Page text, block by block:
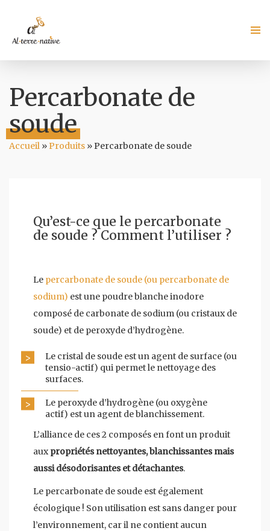
Percarbonate de
soude
Accueil »Produits »Percarbonate de soude
Qu’est-ce que le percarbonate
de soude ? Comment l’utiliser ?
Le percarbonate de soude (ou percarbonate de
sodium) est une poudre blanche inodore
composé de carbonate de sodium (ou cristaux de
soude) et de peroxyde d’hydrogène.
Le cristal de soude est un agent de surface (ou
tensio-actif) qui permet le nettoyage des
surfaces.
Le peroxyde d’hydrogène (ou oxygène
actif) est un agent de blanchissement.
L’alliance de ces 2 composés en font un produit
auxpropriétés nettoyantes, blanchissantes mais
aussi désodorisantes et détachantes.
Le percarbonate de soude est également
écologique ! Son utilisation est sans danger pour
l’environnement, car il ne contient aucun